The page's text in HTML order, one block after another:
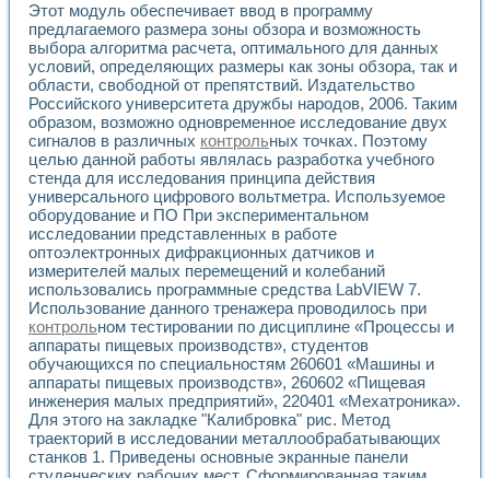
Модельно-измерительный комплекс. Назначение. Состав.
Использование технологий NATIONAL INSTRUMENTS
Учебный практикум "Спектральный и корреляционный
Учебный стенд для исследования принципа действия
Оборудование и программное обеспечение учебных
Виртуальный лабораторный практикум для изучения
Управление роботом ТУР-10 средствами LabVIEW
Аппаратно-программный комплекс для исследования
Автоматизированный дистанционный лабораторный
Исследование возможности реставрации одномерных
Использование технологий NATIONAL INSTRUMENTS в
Разработка модификаций алгоритма полигармонической
Учебный стенд для исследования принципа действия
Виртуальная система поддержки принимаемых решений в
Преемственность дисциплин «Моделирование систем» и
Универсальный стенд для исследования электрических
Лабораторные практикумы по информационно-
Виртуальный измеритель частотных характеристик на
Лабораторный практикум по основам теории Коммутации
Разработка виртуальной лабораторной работы
Виртуальные практикумы по электротехнике в среде
Из опыта внедрения в рамках национального проекта
Исследование эффективности решателей
Этот модуль обеспечивает ввод в программу
предлагаемого размера зоны обзора и возможность
выбора алгоритма расчета, оптимального для данных
условий, определяющих размеры как зоны обзора, так и
области, свободной от препятствий. Издательство
Российского университета дружбы народов, 2006. Таким
образом, возможно одновременное исследование двух
сигналов в различных контрольных точках. Поэтому
целью данной работы являлась разработка учебного
стенда для исследования принципа действия
универсального цифрового вольтметра. Используемое
оборудование и ПО При экспериментальном
исследовании представленных в работе
оптоэлектронных дифракционных датчиков и
измерителей малых перемещений и колебаний
использовались программные средства LabVIEW 7.
Использование данного тренажера проводилось при
контрольном тестировании по дисциплине «Процессы и
аппараты пищевых производств», студентов
обучающихся по специальностям 260601 «Машины и
аппараты пищевых производств», 260602 «Пищевая
инженерия малых предприятий», 220401 «Мехатроника».
Для этого на закладке "Калибровка" рис. Метод
траекторий в исследовании металлообрабатывающих
станков 1. Приведены основные экранные панели